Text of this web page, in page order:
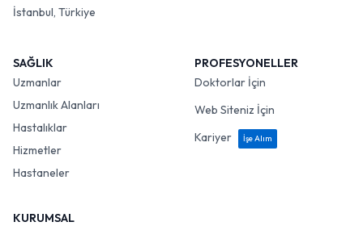
İstanbul, Türkiye
SAĞLIK
Uzmanlar
Uzmanlık Alanları
Hastalıklar
Hizmetler
Hastaneler
PROFESYONELLER
Doktorlar İçin
Web Siteniz İçin
Kariyer
İşe Alım
KURUMSAL